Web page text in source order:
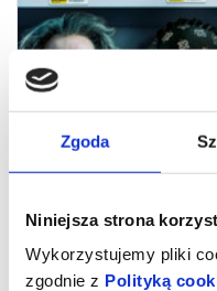
Zgoda
Niniejsza strona
Wykorzystujemy pliki
zgodnie z Polityką